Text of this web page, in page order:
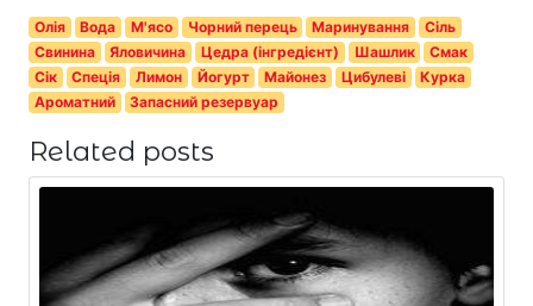
Олія Вода М'ясо Чорний перець Маринування
Сіль
Свинина
Яловичина Цедра (інгредієнт) Шашлик
Смак
Сік
Спеція Лимон Йогурт Майонез Цибулеві
Курка
Ароматний
Запасний резервуар
Related posts